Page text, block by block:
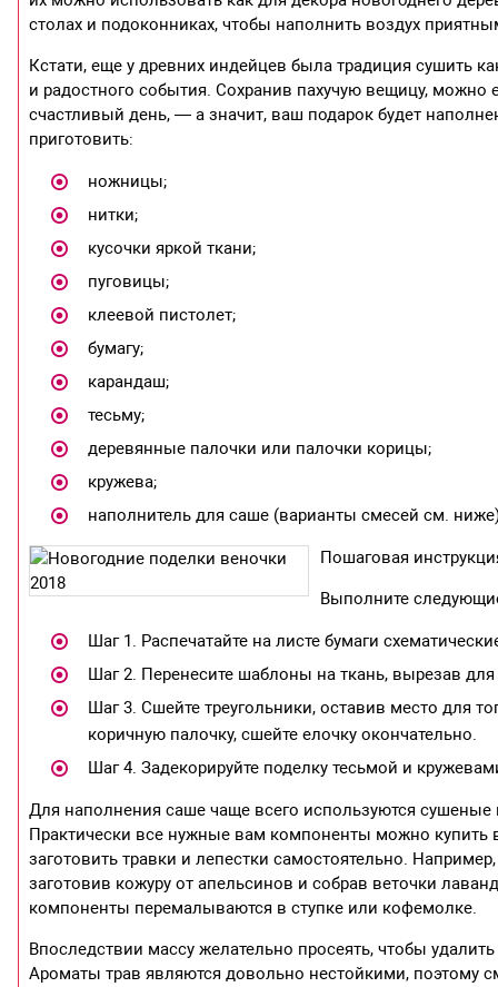
столах и подоконниках, чтобы наполнить воздух
Кстати, еще у древних индейцев была традиция сушить
и радостного события. Сохранив пахучую вещицу, можно
счастливый день, — а значит, ваш подарок будет
приготовить:
ножницы;
нитки;
кусочки яркой ткани;
пуговицы;
клеевой пистолет;
бумагу;
карандаш;
тесьму;
деревянные палочки или палочки корицы;
кружева;
наполнитель для саше (варианты смесей см.
Пошаговая
Выполните
Шаг 1. Распечатайте на листе бумаги
Шаг 2. Перенесите шаблоны на ткань, вырезав
Шаг 3. Сшейте треугольники, оставив место для
коричную палочку, сшейте елочку окончательно.
Шаг 4. Задекорируйте поделку тесьмой и
Для наполнения саше чаще всего используются
Практически все нужные вам компоненты можно купить
заготовить травки и лепестки самостоятельно.
заготовив кожуру от апельсинов и собрав веточки
компоненты перемалываются в ступке или кофемолке.
Впоследствии массу желательно просеять, чтобы
Ароматы трав являются довольно нестойкими,